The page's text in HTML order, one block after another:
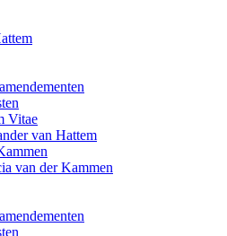
Vitae
van Hattem
van der Kammen